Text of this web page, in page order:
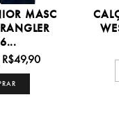
MASC
R$49,90